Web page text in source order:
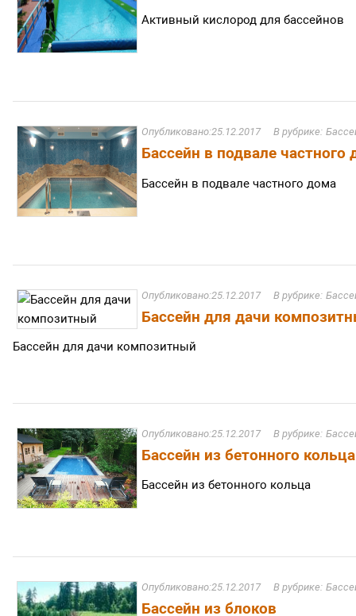
Активный кислород для бассейнов
25.12.2017
Бассейн в подвале частного
Бассейн в подвале частного дома
25.12.2017
Бассейн для дачи
Бассейн для дачи композитный
25.12.2017
Бассейн из бетонного кольца
Бассейн из бетонного кольца
25.12.2017
Бассейн из блоков